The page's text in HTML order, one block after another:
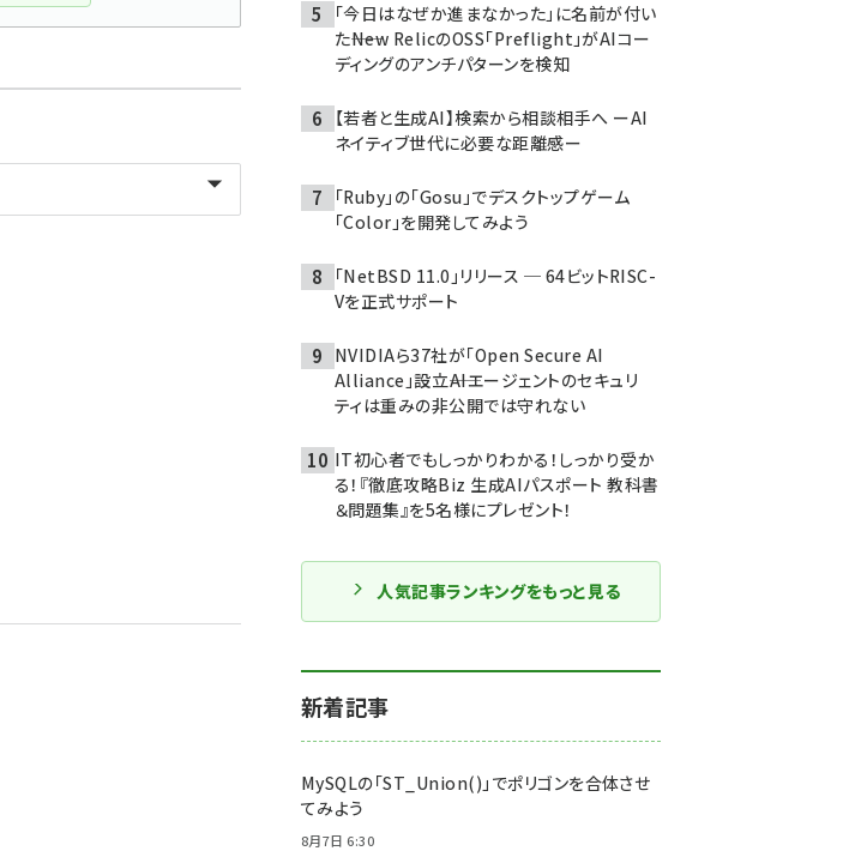
「今日はなぜか進まなかった」に名前が付い
た――New RelicのOSS「Preflight」がAIコー
ディングのアンチパターンを検知
【若者と生成AI】検索から相談相手へ ーAI
ネイティブ世代に必要な距離感ー
「Ruby」の「Gosu」でデスクトップゲーム
「Color」を開発してみよう
「NetBSD 11.0」リリース ─ 64ビットRISC-
Vを正式サポート
NVIDIAら37社が「Open Secure AI
Alliance」設立――AIエージェントのセキュリ
ティは重みの非公開では守れない
IT初心者でもしっかりわかる！しっかり受か
る！『徹底攻略Biz 生成AIパスポート 教科書
＆問題集』を5名様にプレゼント！
人気記事ランキングをもっと見る
新着記事
MySQLの「ST_Union()」でポリゴンを合体させ
てみよう
8月7日 6:30